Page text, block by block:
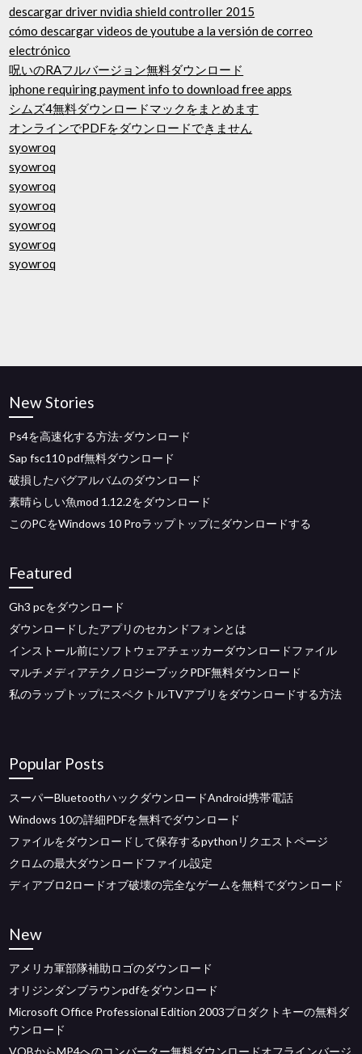
descargar driver nvidia shield controller 2015
cómo descargar videos de youtube a la versión de correo
electrónico
呪いのRAフルバージョン無料ダウンロード
iphone requiring payment info to download free apps
シムズ4無料ダウンロードマックをまとめます
オンラインでPDFをダウンロードできません
syowroq
syowroq
syowroq
syowroq
syowroq
syowroq
syowroq
New Stories
Ps4を高速化する方法-ダウンロード
Sap fsc110 pdf無料ダウンロード
破損したバグアルバムのダウンロード
素晴らしい魚mod 1.12.2をダウンロード
このPCをWindows 10 Proラップトップにダウンロードする
Featured
Gh3 pcをダウンロード
ダウンロードしたアプリのセカンドフォンとは
インストール前にソフトウェアチェッカーダウンロードファイル
マルチメディアテクノロジーブックPDF無料ダウンロード
私のラップトップにスペクトルTVアプリをダウンロードする方法
Popular Posts
スーパーBluetoothハックダウンロードAndroid携帯電話
Windows 10の詳細PDFを無料でダウンロード
ファイルをダウンロードして保存するpythonリクエストページ
クロムの最大ダウンロードファイル設定
ディアブロ2ロードオブ破壊の完全なゲームを無料でダウンロード
New
アメリカ軍部隊補助ロゴのダウンロード
オリジンダンブラウンpdfをダウンロード
Microsoft Office Professional Edition 2003プロダクトキーの無料ダ
ウンロード
VOBからMP4へのコンバーター無料ダウンロードオフラインバージ